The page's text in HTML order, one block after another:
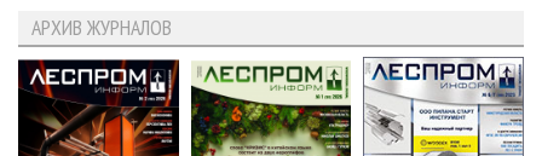
АРХИВ ЖУРНАЛОВ